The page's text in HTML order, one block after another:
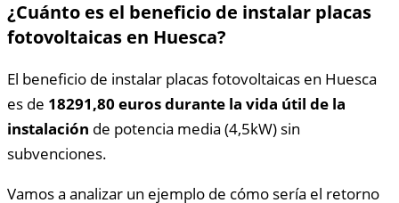
¿Cuánto es el beneficio de instalar placas
fotovoltaicas en Huesca?
El beneficio de instalar placas fotovoltaicas en Huesca
es de 18291,80 euros durante la vida útil de la
instalación de potencia media (4,5kW) sin
subvenciones.
Vamos a analizar un ejemplo de cómo sería el retorno